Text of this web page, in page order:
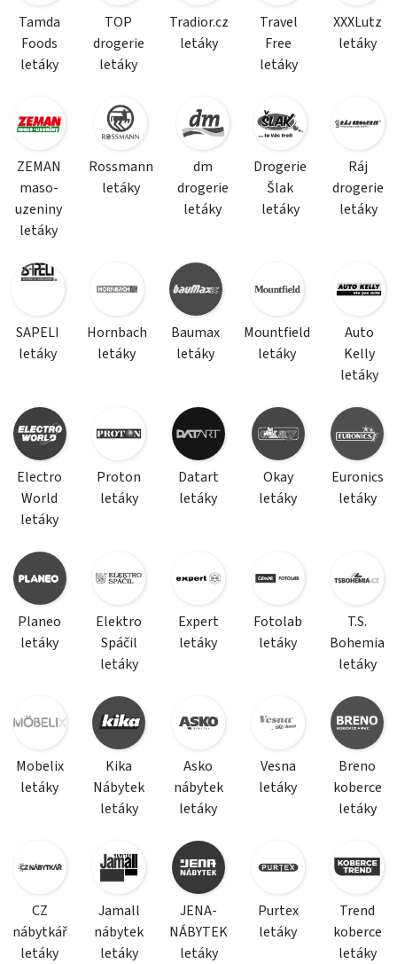
Tamda
Foods
letáky
TOP
drogerie
letáky
Tradior.cz
letáky
Travel
Free
letáky
XXXLutz
letáky
ZEMAN
maso-
uzeniny
letáky
Rossmann
letáky
dm
drogerie
letáky
Drogerie
Šlak
letáky
Ráj
drogerie
letáky
SAPELI
letáky
Hornbach
letáky
Baumax
letáky
Mountfield
letáky
Auto
Kelly
letáky
Electro
World
letáky
Proton
letáky
Datart
letáky
Okay
letáky
Euronics
letáky
Planeo
letáky
Elektro
Spáčil
letáky
Expert
letáky
Fotolab
letáky
T.S.
Bohemia
letáky
Mobelix
letáky
Kika
Nábytek
letáky
Asko
nábytek
letáky
Vesna
letáky
Breno
koberce
letáky
CZ
nábytkář
letáky
Jamall
nábytek
letáky
JENA-
NÁBYTEK
letáky
Purtex
letáky
Trend
koberce
letáky